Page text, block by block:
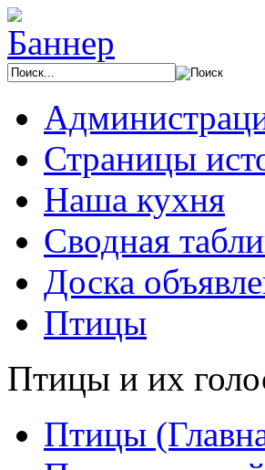
Страницы
Наша кухня
Сводная
Доска
Птицы
Птицы и их
Птицы